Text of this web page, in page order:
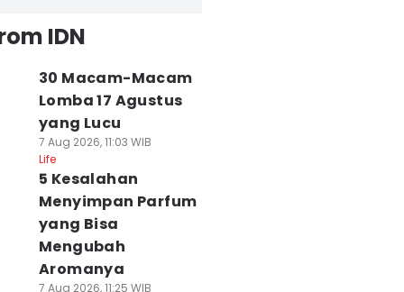
IDN
30 Macam-Macam
Lomba 17 Agustus
yang Lucu
7 Aug 2026, 11:03 WIB
Life
5 Kesalahan
Menyimpan Parfum
yang Bisa
Mengubah
Aromanya
7 Aug 2026, 11:25 WIB